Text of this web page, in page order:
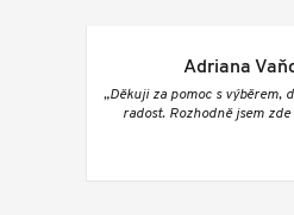
Adriana
„Děkuji za pomoc s výběrem,
radost. Rozhodně jsem